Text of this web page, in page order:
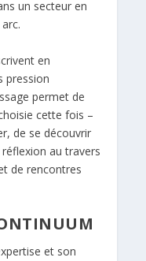
un secteur en
en
pression
permet de
cette fois –
de se découvrir
au travers
de rencontres
et son